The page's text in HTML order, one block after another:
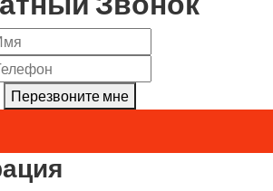
Перезвоните мне